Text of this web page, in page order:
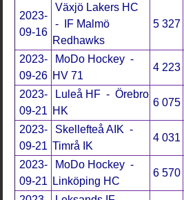
2023-
09-16
Växjö Lakers HC
- IF Malmö
Redhawks
5 327
2023-
09-26
MoDo Hockey -
HV 71
4 223
2023-
09-21
Luleå HF - Örebro
HK
6 075
2023-
09-21
Skellefteå AIK -
Timrå IK
4 031
2023-
09-21
MoDo Hockey -
Linköping HC
6 570